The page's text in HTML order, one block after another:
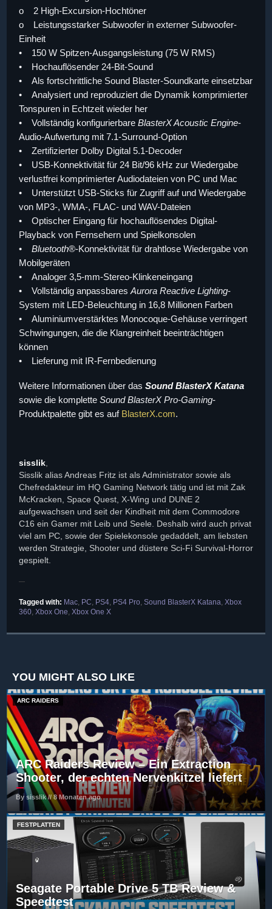
o 2 High-Excursion-Hochtöner
o Leistungsstarker Subwoofer in externer Subwoofer-
Einheit
• 150 W Spitzen-Ausgangsleistung (75 W RMS)
• Hochauflösender 24-Bit-Sound
• Als fortschrittliche Sound Blaster-Soundkarte einsetzbar
• Analysiert und reproduziert die Dynamik komprimierter
Tonspuren in Echtzeit wieder her
• Vollständig konfigurierbare BlasterX Acoustic Engine-
Audio-Aufwertung mit 7.1-Surround-Option
• Zertifizierter Dolby Digital 5.1-Decoder
• USB-Konnektivität für 24 Bit/96 kHz zur Wiedergabe
verlustfrei komprimierter Audiodateien von PC und Mac
• Unterstützt USB-Sticks für Zugriff auf und Wiedergabe
von MP3-, WMA-, FLAC- und WAV-Dateien
• Optischer Eingang für hochauflösendes Digital-
Playback von Fernsehern und Spielkonsolen
• Bluetooth®-Konnektivität für drahtlose Wiedergabe von
Mobilgeräten
• Analoger 3,5-mm-Stereo-Klinkeneingang
• Vollständig anpassbares Aurora Reactive Lighting-
System mit LED-Beleuchtung in 16,8 Millionen Farben
• Aluminiumverstärktes Monocoque-Gehäuse verringert
Schwingungen, die die Klangreinheit beeinträchtigen
können
• Lieferung mit IR-Fernbedienung
Weitere Informationen über das Sound BlasterX Katana
sowie die komplette Sound BlasterX Pro-Gaming-
Produktpalette gibt es auf BlasterX.com.
sisslik
Sisslik alias Andreas Fritz ist als Administrator sowie als
Chefredakteur im HQ Gaming Network tätig und ist mit Zak
McKracken, Space Quest, X-Wing und DUNE 2
aufgewachsen und seit der Kindheit mit dem Commodore
C16 ein Gamer mit Leib und Seele. Deshalb wird auch privat
viel am PC, sowie der Spielekonsole gedaddelt, am liebsten
werden Strategie, Shooter und düstere Sci-Fi Survival-Horror
gespielt.
Tagged with: Mac PC PS4 PS4 Pro Sound BlasterX Katana Xbox
360 Xbox One Xbox One X
YOU MIGHT ALSO LIKE
ARC RAIDERS
ARC Raiders Review – Ein Extraction
Shooter, der echten Nervenkitzel liefert
By sisslik // 8 Monaten ago
FESTPLATTEN
Seagate Portable Drive 5 TB Review &
Speedtest